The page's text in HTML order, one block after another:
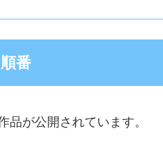
番
品が公開されています。